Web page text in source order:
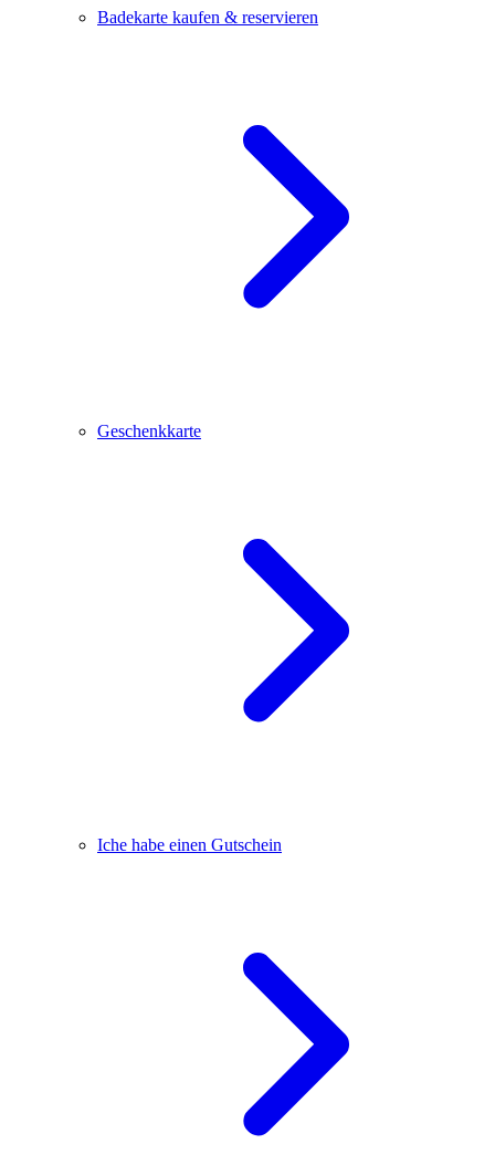
Badekarte kaufen & reservieren
Geschenkkarte
Iche habe einen Gutschein